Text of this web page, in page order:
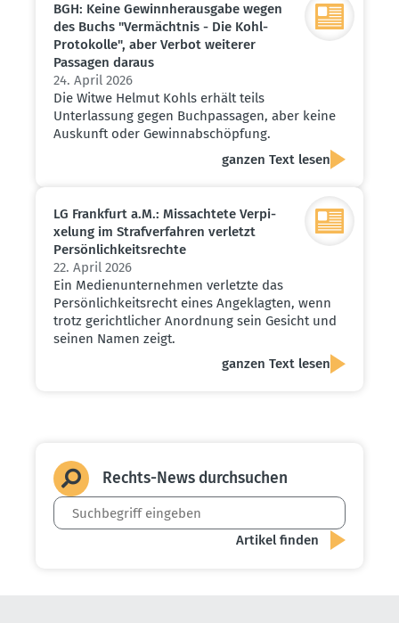
BGH: Keine Gewinn­her­ausgabe wegen
des Buchs "Vermächtnis - Die Kohl-
Proto­kolle", aber Verbot weiterer
Passagen daraus
24. April 2026
Die Witwe Helmut Kohls erhält teils
Unterlassung gegen Buchpassagen, aber keine
Auskunft oder Gewinnabschöpfung.
ganzen Text lesen
LG Frankfurt a.M.: Missachtete Verpi­
xelung im Straf­ver­fahren verletzt
Persön­lich­keits­rechte
22. April 2026
Ein Medienunternehmen verletzte das
Persönlichkeitsrecht eines Angeklagten, wenn
trotz gerichtlicher Anordnung sein Gesicht und
seinen Namen zeigt.
ganzen Text lesen
Rechts-News durch­suchen